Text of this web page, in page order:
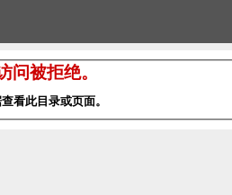
问被拒绝。
看此目录或页面。